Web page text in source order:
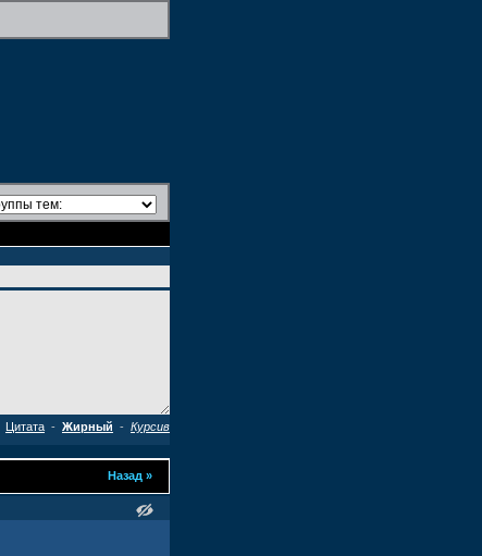
Цитата - Жирный - Курсив
Назад »